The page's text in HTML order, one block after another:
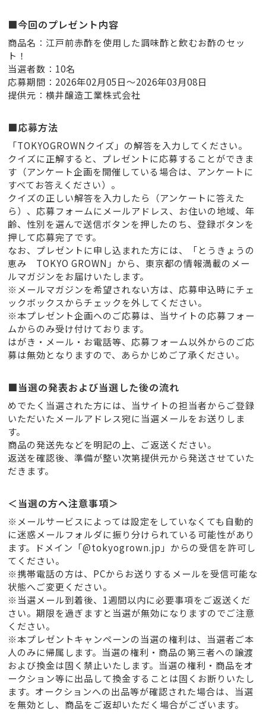
■今回のプレゼント内容
商品名：江戸前赤酢を使用した調味酢と飲むお酢のセッ
ト！
当選者数：10名
応募期間：2026年02月05日～2026年03月08日
提供元：横井醸造工業株式会社
■応募方法
「TOKYOGROWNクイズ」の解答を入力してください。
クイズに正解すると、プレゼントに応募することができま
す（アンケート企画を開催している場合は、アンケートに
すべてお答えください）。
クイズの正しい解答を入力したら（アンケートに答えた
ら）、応募フォームにメールアドレス、お住いの地域、年
齢、性別を選んで送信ボタンを押したのち、登録ボタンを
押して応募完了です。
なお、プレゼントに申し込まれた方には、「とうきょうの
恵み TOKYO GROWN」から、東京都の情報満載のメー
ルマガジンをお届けいたします。
※メールマガジンを希望されない方は、応募申込時にチェ
ックボックスからチェックを外してください。
※本プレゼント企画へのご応募は、当サイトの応募フォー
ムからのみ受け付けております。
はがき・メール・お電話等、応募フォーム以外からのご応
募は無効となりますので、あらかじめご了承ください。
■当選の発表および当選した後の流れ
めでたく当選された方には、当サイトの担当者からご登録
いただいたメールアドレス宛に当選メールをお送りしま
す。
商品の発送先などを明記の上、ご返送ください。
返送を確認後、準備が整い次第提供元から発送させていた
だきます。
＜当選の方へ注意事項＞
※メールサービスによっては設定をしていなくても自動的
に迷惑メールフォルダに振り分けられている可能性があり
ます。ドメイン「@tokyogrown.jp」からの受信を許可し
てください。
※携帯電話の方は、PCからお送りするメールを受信可能な
状態へご変更ください。
※当選メール到着後、1週間以内に必要事項をご返送くだ
さい。期限を過ぎますと当選が無効になりますのでご注意
ください。
※本プレゼントキャンペーンの当選の権利は、当選者ご本
人のみに帰属します。当選の権利・商品の第三者への譲渡
および換金は固く禁止いたします。当選の権利・商品をオ
ークション等に出品して換金することは固くお断りいたし
ます。オークションへの出品等が確認された場合は、当選
を無効とし、商品をご返却いただく場合がございます。